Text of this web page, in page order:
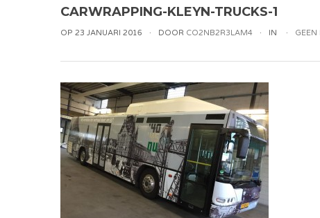
CARWRAPPING-KLEYN-TRUCKS-1
OP 23 JANUARI 2016 DOOR CO2NB2R3LAM4 IN GEEN